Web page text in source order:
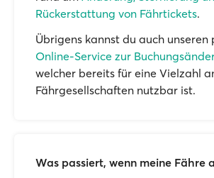
Rückerstattung von Fährtickets.
Übrigens kannst du auch unseren
Online-Service zur
welcher bereits für eine Vielzahl
Fährgesellschaften nutzbar ist.
Was passiert, wenn meine Fähre